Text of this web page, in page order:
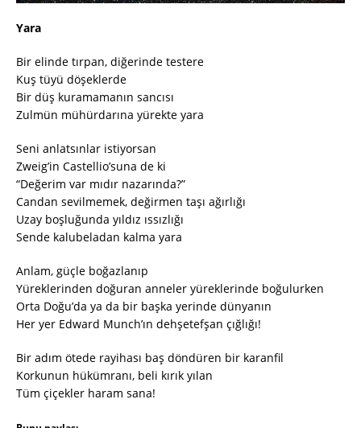
Yara
Bir elinde tırpan, diğerinde testere
Kuş tüyü döşeklerde
Bir düş kuramamanın sancısı
Zulmün mühürdarına yürekte yara
Seni anlatsınlar istiyorsan
Zweig’in Castellio’suna de ki
“Değerim var mıdır nazarında?”
Candan sevilmemek, değirmen taşı ağırlığı
Uzay boşluğunda yıldız ıssızlığı
Sende kalubeladan kalma yara
Anlam, güçle boğazlanıp
Yüreklerinden doğuran anneler yüreklerinde boğulurken
Orta Doğu’da ya da bir başka yerinde dünyanın
Her yer Edward Munch’ın dehşetefşan çığlığı!
Bir adım ötede rayihası baş döndüren bir karanfil
Korkunun hükümranı, beli kırık yılan
Tüm çiçekler haram sana!